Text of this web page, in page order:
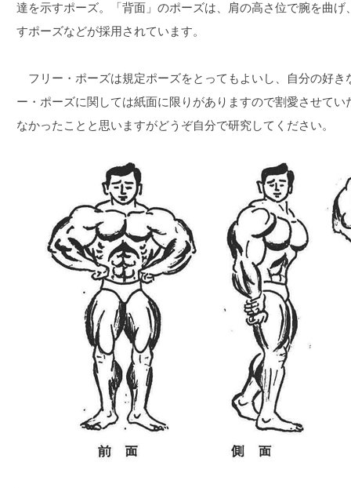
達を示すポーズ。「背面」のポーズは、肩の高さ位で腕を曲
すポーズなどが採用されています。
フリー・ポーズは規定ポーズをとってもよいし、自分の好き
ー・ポーズに関しては紙面に限りがありますので割愛させて
なかったことと思いますがどうぞ自分で研究してください。